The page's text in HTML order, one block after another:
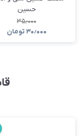
حسین
۳۵٫۰۰۰
۳۰٫۰۰۰ تومان